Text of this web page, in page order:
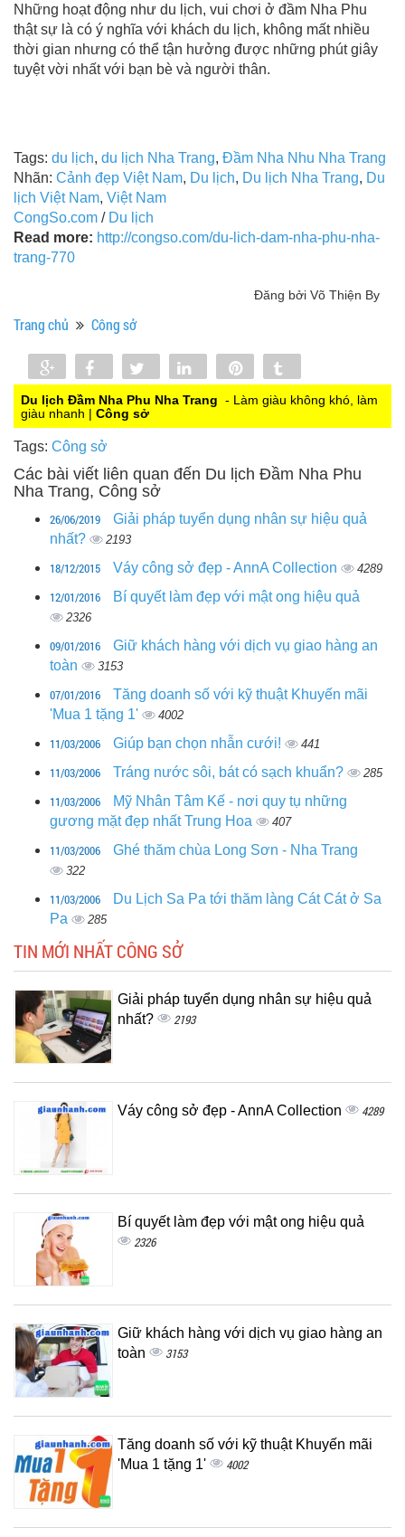
Những hoạt động như du lịch, vui chơi ở đầm Nha Phu
thật sự là có ý nghĩa với khách du lịch, không mất nhiều
thời gian nhưng có thể tận hưởng được những phút giây
tuyệt vời nhất với bạn bè và người thân.
Tags: du lịch, du lịch Nha Trang, Đầm Nha Nhu Nha Trang
Nhãn: Cảnh đẹp Việt Nam, Du lịch, Du lịch Nha Trang, Du
lịch Việt Nam, Việt Nam
CongSo.com / Du lịch
Read more: http://congso.com/du-lich-dam-nha-phu-nha-
trang-770
Đăng bởi Võ Thiện By
Trang chủ Công sở
Share Share Tweet Share
0
Du lịch Đầm Nha Phu Nha Trang - Làm giàu không khó, làm
giàu nhanh | Công sở
Tags: Công sở
Các bài viết liên quan đến Du lịch Đầm Nha Phu
Nha Trang, Công sở
26/06/2019
Giải pháp tuyển dụng nhân sự hiệu quả
nhất?
2193
18/12/2015 Váy công sở đẹp - AnnA Collection 4289
12/01/2016 Bí quyết làm đẹp với mật ong hiệu quả
2326
09/01/2016
Giữ khách hàng với dịch vụ giao hàng an
toàn
3153
07/01/2016
Tăng doanh số với kỹ thuật Khuyến mãi
'Mua 1 tặng 1'
4002
11/03/2006 Giúp bạn chọn nhẫn cưới! 441
11/03/2006 Tráng nước sôi, bát có sạch khuẩn? 285
11/03/2006
Mỹ Nhân Tâm Kế - nơi quy tụ những
gương mặt đẹp nhất Trung Hoa
407
11/03/2006 Ghé thăm chùa Long Sơn - Nha Trang
322
11/03/2006
Du Lịch Sa Pa tới thăm làng Cát Cát ở Sa
Pa
285
TIN MỚI NHẤT CÔNG SỞ
Giải pháp tuyển dụng nhân sự hiệu quả
nhất?
2193
Váy công sở đẹp - AnnA Collection 4289
Bí quyết làm đẹp với mật ong hiệu quả
2326
Giữ khách hàng với dịch vụ giao hàng an
toàn
3153
Tăng doanh số với kỹ thuật Khuyến mãi
'Mua 1 tặng 1'
4002